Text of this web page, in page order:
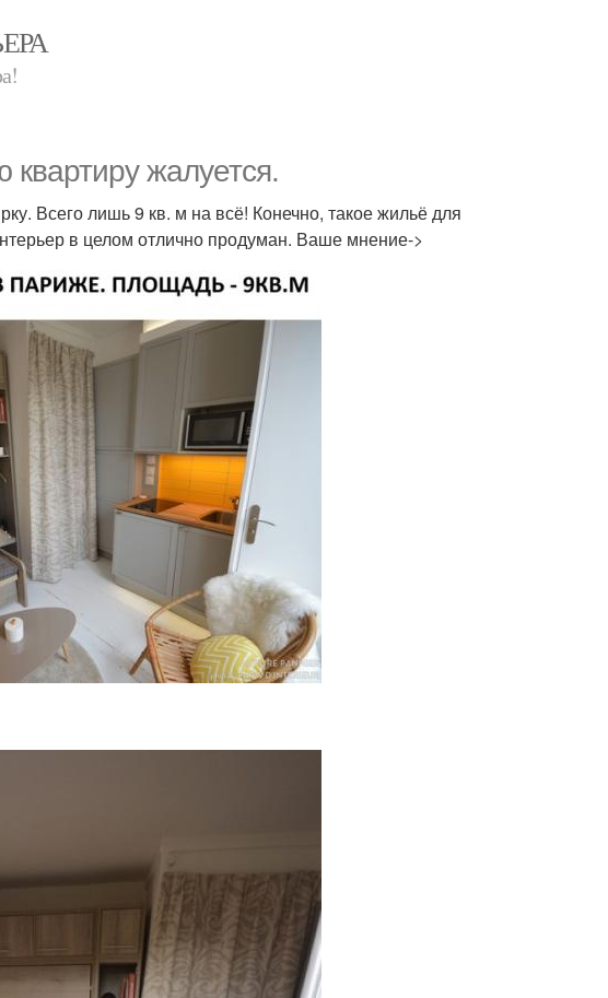
жалуется.
Всего лишь 9 кв. м на всё! Конечно, такое жильё для
в целом отлично продуман. Ваше мнение->